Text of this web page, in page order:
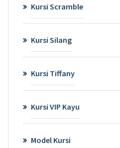
Kursi Scramble
Kursi Silang
Kursi Tiffany
Kursi VIP Kayu
Model Kursi